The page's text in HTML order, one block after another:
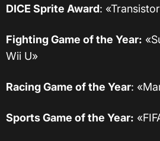
DICE Sprite Award:
Fighting Game of the Year:
Wii U»
Racing Game of the Year:
Sports Game of the Year: